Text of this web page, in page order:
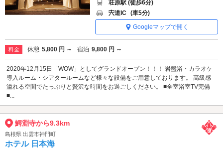
荘原駅 (徒歩6分)
宍道IC (車5分)
Googleマップで開く
料金 休憩 5,800 円 ～ 宿泊 9,800 円 ～
2020年12月15日「WOW」としてグランドオープン！！！ 岩盤浴・カラオケ
導入ルーム・シアタールームなど様々な設備をご用意しております。 高級感
溢れる空間でたっぷりと贅沢な時間をお過ごしください。 ■全室浴室TV完備
■...
鰐淵寺から9.3km
島根県 出雲市神門町
ホテル 日本海